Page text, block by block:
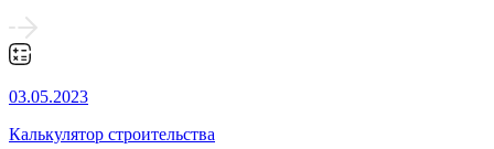
03.05.2023
Калькулятор строительства